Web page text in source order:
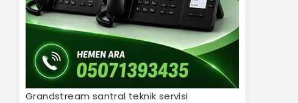
Grandstream santral teknik servisi